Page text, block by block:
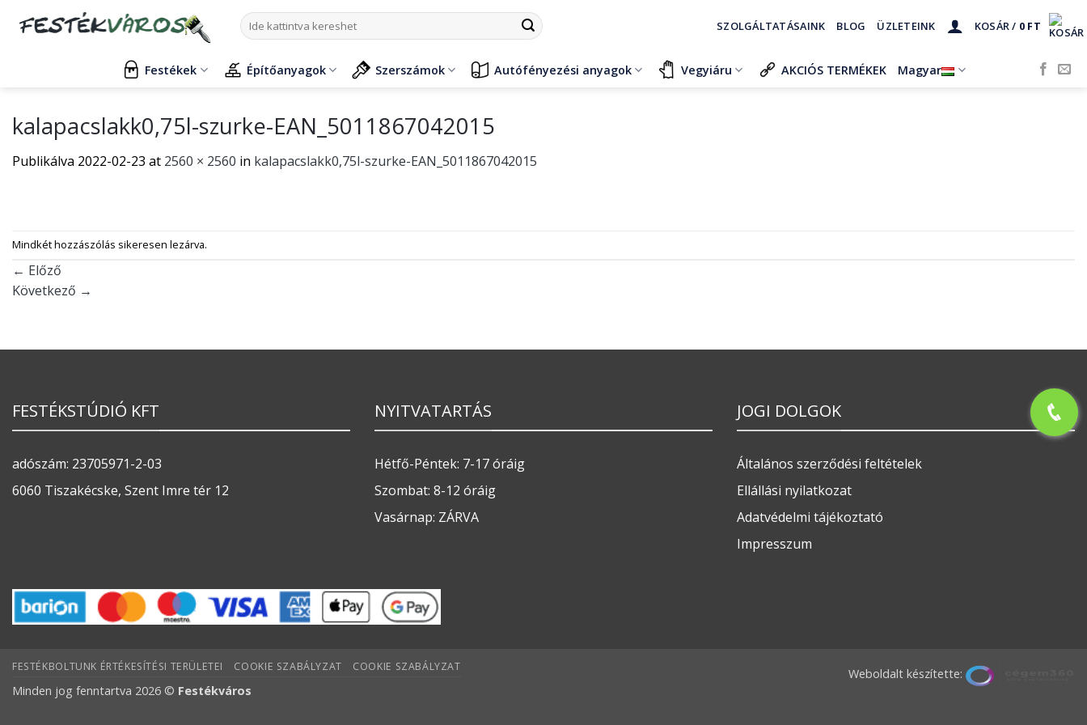
Keresés
a
SZOLGÁLTATÁSAINK BLOG ÜZLETEINK KOSÁR / 0 FT
Festékek Építőanyagok Szerszámok Autófényezési anyagok Vegyiáru AKCIÓS TERMÉKEK Magyar
kalapacslakk0,75l-szurke-EAN_5011867042015
Publikálva 2022-02-23 at 2560 × 2560 in kalapacslakk0,75l-szurke-EAN_5011867042015
Mindkét hozzászólás sikeresen lezárva.
← Előző
Következő →
FESTÉKSTÚDIÓ KFT
adószám: 23705971-2-03
6060 Tiszakécske, Szent Imre tér 12
NYITVATARTÁS
Hétfő-Péntek: 7-17 óráig
Szombat: 8-12 óráig
Vasárnap: ZÁRVA
JOGI DOLGOK
Általános szerződési feltételek
Ellállási nyilatkozat
Adatvédelmi tájékoztató
Impresszum
Weboldalt készítette:
FESTÉKBOLTUNK ÉRTÉKESÍTÉSI TERÜLETEI COOKIE SZABÁLYZAT COOKIE SZABÁLYZAT
Minden jog fenntartva 2026 © Festékváros